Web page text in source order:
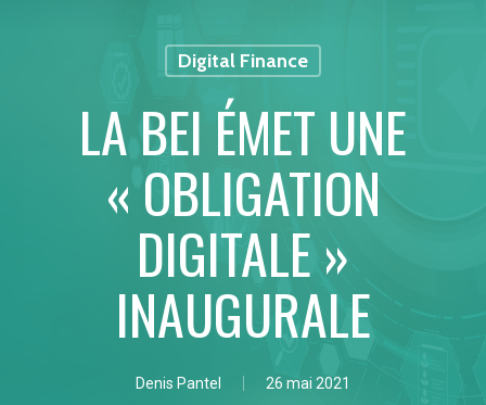
Digital Finance
LA BEI ÉMET UNE
« OBLIGATION
DIGITALE »
INAUGURALE
Denis Pantel 26 mai 2021